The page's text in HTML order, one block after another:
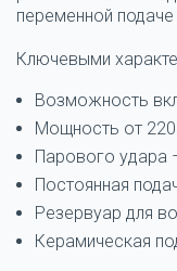
переменной подаче
Ключевыми
Возможность
Мощность от
Парового удара
Постоянная
Резервуар для
Керамическая